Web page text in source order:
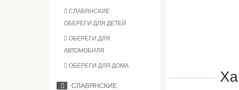
СЛАВЯНСКИЕ
ОБЕРЕГИ ДЛЯ ДЕТЕЙ
ОБЕРЕГИ ДЛЯ
АВТОМОБИЛЯ
ОБЕРЕГИ ДЛЯ ДОМА
СЛАВЯНСКИЕ